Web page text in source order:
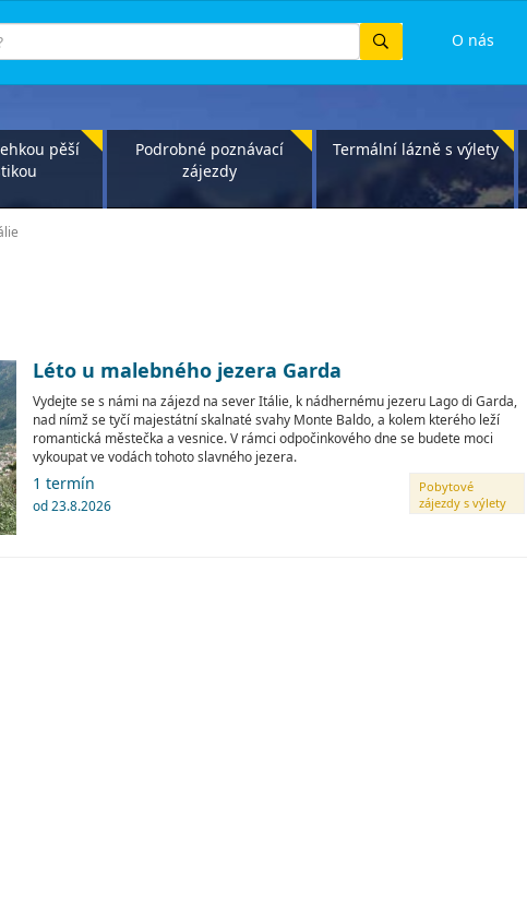
O nás
pěší
Podrobné poznávací
zájezdy
Termální lázně s výlety
Léto u malebného jezera Garda
Vydejte se s námi na zájezd na sever Itálie, k nádhernému jezeru Lago di Garda,
nad nímž se tyčí majestátní skalnaté svahy Monte Baldo, a kolem kterého leží
romantická městečka a vesnice. V rámci odpočinkového dne se budete moci
vykoupat ve vodách tohoto slavného jezera.
Pobytové
zájezdy s výlety
1 termín
od 23.8.2026